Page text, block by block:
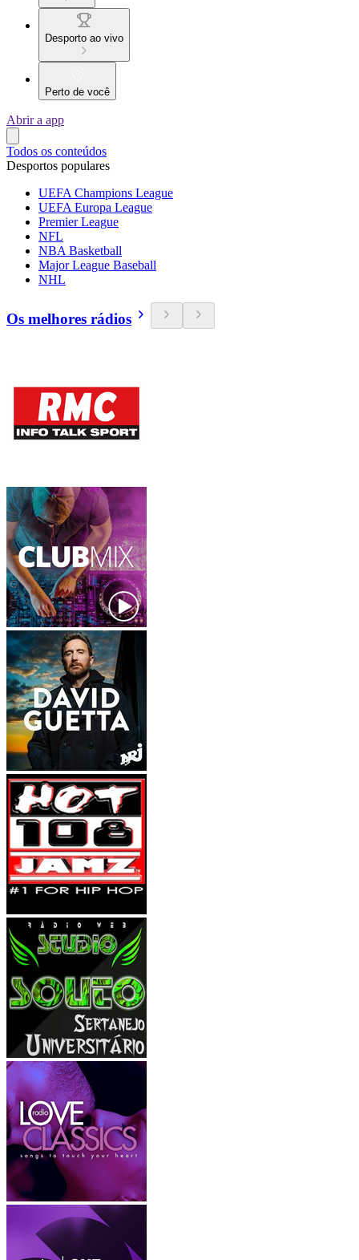
Desporto ao vivo
Perto de você
Abrir a app
Todos os conteúdos
Desportos populares
UEFA Champions League
UEFA Europa League
Premier League
NFL
NBA Basketball
Major League Baseball
NHL
Os melhores rádios